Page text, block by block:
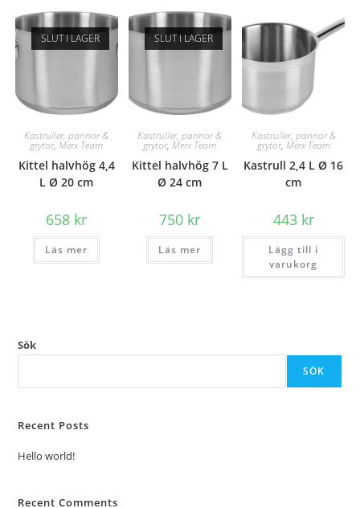
SLUT I LAGER
Kastruller, pannor &
grytor,Merx Team
Kittel halvhög 4,4
L Ø 20 cm
658 kr
Läs mer
SLUT I LAGER
Kastruller, pannor &
grytor,Merx Team
Kittel halvhög 7 L
Ø 24 cm
750 kr
Läs mer
Kastruller, pannor &
grytor, Merx Team
Kastrull 2,4 L Ø 16
cm
443 kr
Lägg till i
varukorg
Sök
SÖK
Recent Posts
Hello world!
Recent Comments